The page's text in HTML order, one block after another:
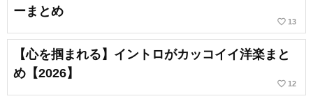
ーまとめ
favorite_border 13
【心を掴まれる】イントロがカッコイイ洋楽まと
め【2026】
favorite_border 12